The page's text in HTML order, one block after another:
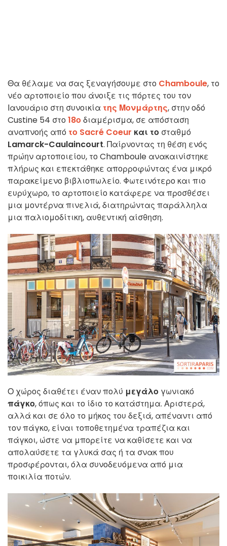
Θα θέλαμε να σας ξεναγήσουμε στο Chamboule, το
νέο αρτοποιείο που άνοιξε τις πόρτες του τον
Ιανουάριο στη συνοικία της Μονμάρτης, στην οδό
Custine 54 στο18ο διαμέρισμα, σε απόσταση
αναπνοής από το Sacré Coeur και το σταθμό
Lamarck-Caulaincourt. Παίρνοντας τη θέση ενός
πρώην αρτοποιείου, το Chamboule ανακαινίστηκε
πλήρως και επεκτάθηκε απορροφώντας ένα μικρό
παρακείμενο βιβλιοπωλείο. Φωτεινότερο και πιο
ευρύχωρο, το αρτοποιείο κατάφερε να προσθέσει
μια μοντέρνα πινελιά, διατηρώντας παράλληλα
μια παλιομοδίτικη, αυθεντική αίσθηση.
Ο χώρος διαθέτει έναν πολύ μεγάλο γωνιακό
πάγκο, όπως και το ίδιο το κατάστημα. Αριστερά,
αλλά και σε όλο το μήκος του δεξιά, απέναντι από
τον πάγκο, είναι τοποθετημένα τραπέζια και
πάγκοι, ώστε να μπορείτε να καθίσετε και να
απολαύσετε τα γλυκά σας ή τα σνακ που
προσφέρονται, όλα συνοδευόμενα από μια
ποικιλία ποτών.